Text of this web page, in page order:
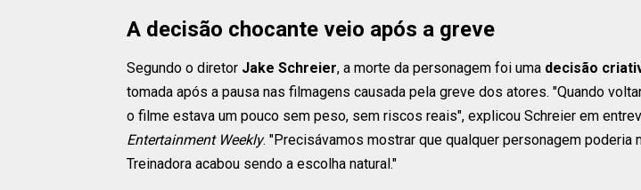
A decisão chocante veio após a greve
Segundo o diretor Jake Schreier, a morte da personagem foi uma decisão
tomada após a pausa nas filmagens causada pela greve dos atores. "Quando
o filme estava um pouco sem peso, sem riscos reais", explicou Schreier em
Entertainment Weekly. "Precisávamos mostrar que qualquer personagem poderia
Treinadora acabou sendo a escolha natural."